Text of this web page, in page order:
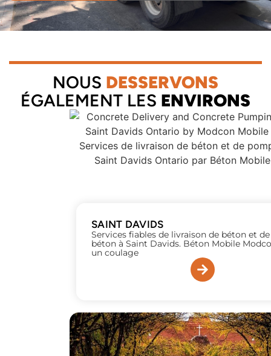
NOUS DESSERVONS
ÉGALEMENT LES ENVIRONS
SAINT DAVIDS
Services fiables de livraison de béton et
béton à Saint Davids. Béton Mobile
un coulage